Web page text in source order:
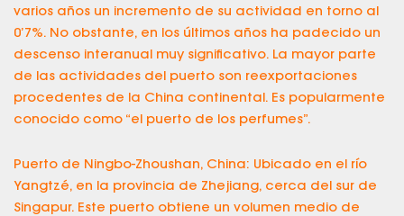
varios años un incremento de su actividad en torno al
0’7%. No obstante, en los últimos años ha padecido un
descenso interanual muy significativo. La mayor parte
de las actividades del puerto son reexportaciones
procedentes de la China continental. Es popularmente
conocido como “el puerto de los perfumes”.
Puerto de Ningbo-Zhoushan, China: Ubicado en el río
Yangtzé, en la provincia de Zhejiang, cerca del sur de
Singapur. Este puerto obtiene un volumen medio de